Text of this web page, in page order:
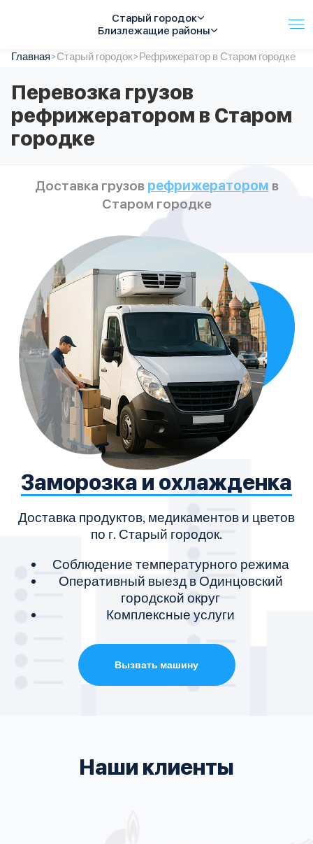
Старый городок
Близлежащие районы
Услуги
Автопарк
Тарифы
Акции
О компании
Отзывы
Спецтехника
Цены
Главная>Старый городок>Рефрижератор в Старом городке
Перевозка грузов
рефрижератором в Старом
городке
Доставка грузов рефрижератором в
Старом городке
Заморозка и охлажденка
Доставка продуктов, медикаментов и цветов
по г. Старый городок.
Соблюдение температурного режима
Оперативный выезд в Одинцовский
городской округ
Комплексные услуги
Вызвать машину
Наши клиенты